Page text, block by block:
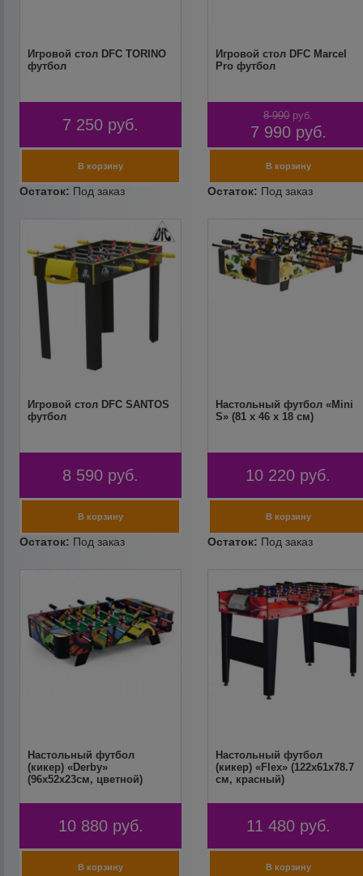
Игровой стол DFC TORINO
футбол
7 250 руб.
Игровой стол DFC Marcel
Pro футбол
8 990 руб.
7 990 руб.
Игровой стол DFC SANTOS
футбол
8 590 руб.
Настольный футбол «Mini
S» (81 x 46 x 18 см)
10 220 руб.
Настольный футбол
(кикер) «Derby»
(96x52x23см, цветной)
10 880 руб.
Настольный футбол
(кикер) «Flex» (122x61x78.7
см, красный)
11 480 руб.